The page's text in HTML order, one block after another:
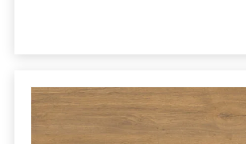
Sprawdź szczegóły